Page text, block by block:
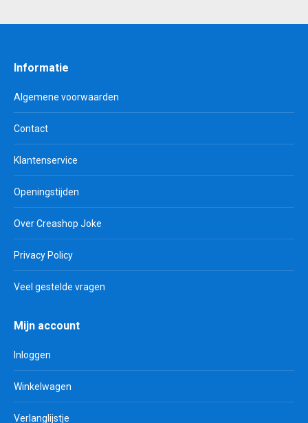
Informatie
Algemene voorwaarden
Contact
Klantenservice
Openingstijden
Over Creashop Joke
Privacy Policy
Veel gestelde vragen
Mijn account
Inloggen
Winkelwagen
Verlanglijstje